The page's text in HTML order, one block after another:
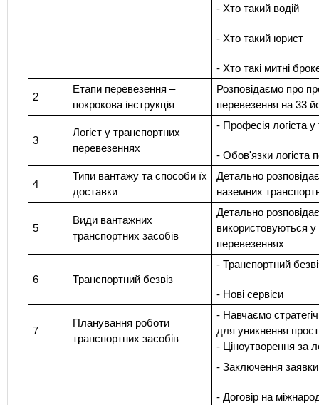
- Хто такий водій
- Хто такий юрист
- Хто такі митні
2
Етапи перевезення –
покрокова інструкція
Розповідаємо про
перевезення на 33
3
Логіст у транспортних
перевезеннях
- Професія логіста у
- Обов'язки логіста
4
Типи вантажу та способи їх
доставки
Детально
наземних
5
Види вантажних
транспортних засобів
Детально
використовуються
перевезеннях
6 Транспортний безвіз
- Транспортний
- Нові сервіси
7
Планування роботи
транспортних засобів
- Навчаємо
для уникнення
- Ціноутворення за
- Заключення
- Договір на